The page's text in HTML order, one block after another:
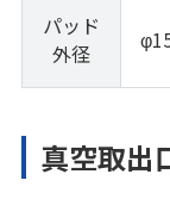
パッド
外径
真空取出